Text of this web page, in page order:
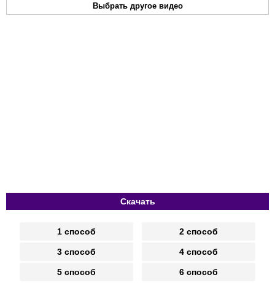
Выбрать другое видео
Скачать
1 способ 2 способ
3 способ 4 способ
5 способ 6 способ